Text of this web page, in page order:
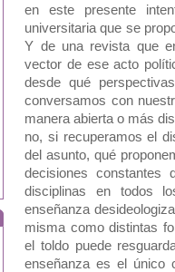
en este presente
universitaria que se
Y de una revista que
vector de ese acto
desde qué
conversamos con
manera abierta o más
no, si recuperamos el
del asunto, qué
decisiones constantes
disciplinas en todos
enseñanza
misma como distintas
el toldo puede
enseñanza es el único